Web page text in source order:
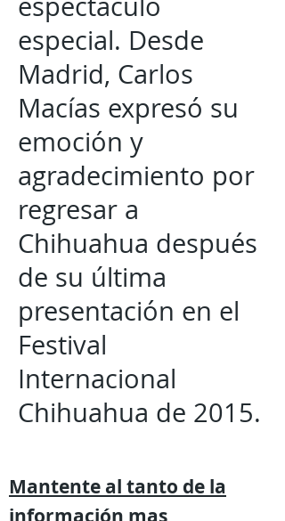
especial. Desde
Madrid, Carlos
Macías expresó su
emoción y
agradecimiento por
regresar a
Chihuahua después
de su última
presentación en el
Festival
Internacional
Chihuahua de 2015.
Mantente al tanto de la